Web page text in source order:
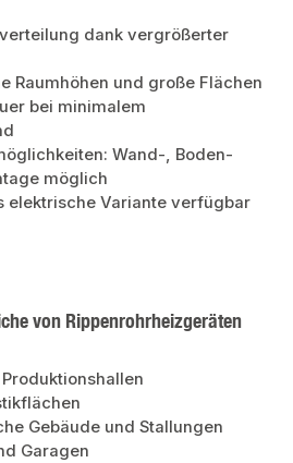
dank vergrößerter
Raumhöhen und große Flächen
bei minimalem
Wand-, Boden-
möglich
elektrische Variante verfügbar
von Rippenrohrheizgeräten
Gebäude und Stallungen
Garagen